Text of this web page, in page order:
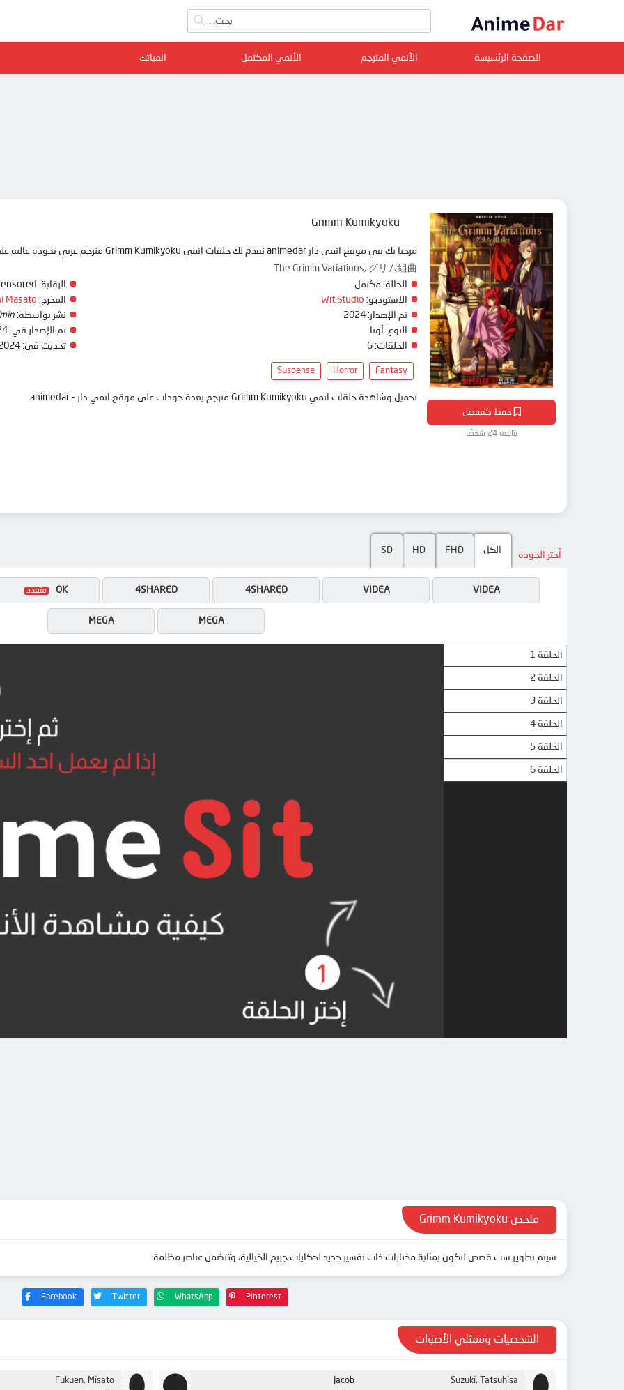
الصفحة الرئسيسة الأنمي المترجم الأنمي المكتمل انمياتك
حفظ كمفضل
يتابعه 24 شخصًا
Grimm Kumikyoku
مرحبا بك في موقع انمي دار animedar نقدم لك حلقات انمي Grimm Kumikyoku مترجم عربي بجودة عالية على سرفرات متعددة, مشاهدة ممتعة
The Grimm Variations, グリム組曲
الحالة: مكتمل
الاستوديو: Wit Studio
تم الإصدار:
النوع: أونا
الحلقات:
الرقابة:
المخرج: Masato
نشر بواسطة:
تم الإصدار في:
تحديث في:
Fantasy
Horror
Suspense
تحميل وشاهدة حلقات انمي Grimm Kumikyoku مترجم بعدة جودات على موقع انمي دار - animedar
أختر الجودة الكل FHD
HD
SD
OK VIDEA
VIDEA
MEGA
4SHARED
MEGA
4SHARED
الحلقة 1
الحلقة 2
الحلقة 3
الحلقة 4
الحلقة 5
الحلقة 6
ملخص Grimm Kumikyoku
سيتم تطوير ست قصص لتكون بمثابة مختارات ذات تفسير جديد لحكايات جريم الخيالية، وتتضمن عناصر مظلمة.
Facebook Twitter WhatsApp Pinterest
الشخصيات وممثلي الأصوات
Fukuen, Misato Jacob Suzuki, Tatsuhisa